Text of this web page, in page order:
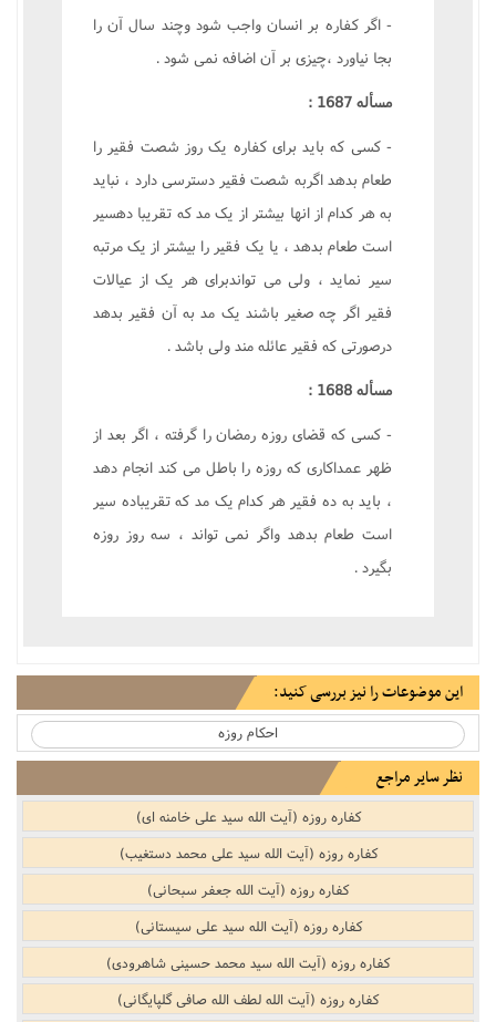
- اگر کفاره بر انسان واجب شود وچند سال آن را
بجا نياورد ،چيزى بر آن اضافه نمى شود .
مسأله 1687 :
- کسى که بايد براى کفاره يک روز شصت فقير را
طعام بدهد اگربه شصت فقير دسترسى دارد ، نبايد
به هر کدام از انها بيشتر از يک مد که تقريبا دهسير
است طعام بدهد ، يا يک فقير را بيشتر از يک مرتبه
سير نمايد ، ولى مى تواندبراى هر يک از عيالات
فقير اگر چه صغير باشند يک مد به آن فقير بدهد
درصورتى که فقير عائله مند ولى باشد .
مسأله 1688 :
- کسى که قضاى روزه رمضان را گرفته ، اگر بعد از
ظهر عمداکارى که روزه را باطل مى کند انجام دهد
، بايد به ده فقير هر کدام يک مد که تقريباده سير
است طعام بدهد واگر نمى تواند ، سه روز روزه
بگيرد .
این موضوعات را نیز بررسی کنید:
احکام روزه
نظر سایر مراجع
کفاره روزه (آیت الله سید علی خامنه ای)
کفاره روزه (آیت الله سید علی محمد دستغیب)
کفاره روزه (آیت الله جعفر سبحانی)
کفاره روزه (آیت الله سید علی سیستانی)
کفاره روزه (آیت الله سید محمد حسینی شاهرودی)
کفاره روزه (آیت الله لطف الله صافی گلپایگانی)